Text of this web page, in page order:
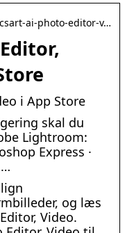
ai-photo-editor-v…
i App Store
skal du
Lightroom:
Express ·
og læs
Video.